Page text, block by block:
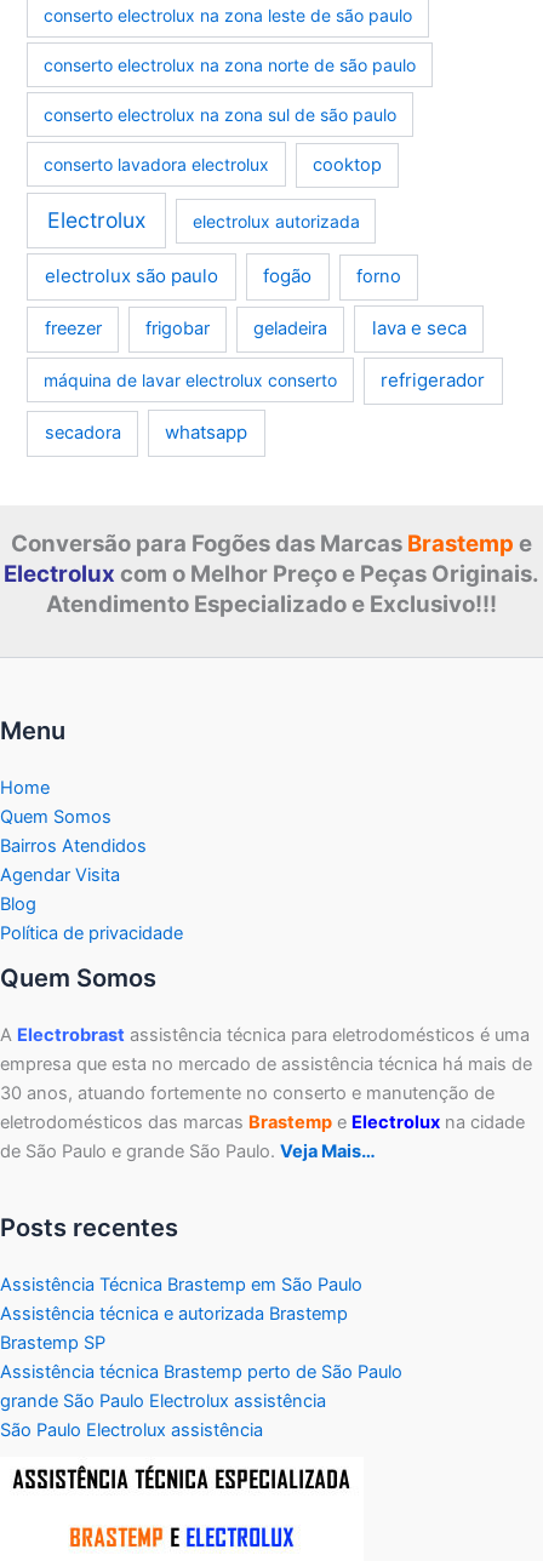
conserto electrolux na zona leste de são paulo
conserto electrolux na zona norte de são paulo
conserto electrolux na zona sul de são paulo
conserto lavadora electrolux cooktop
Electrolux electrolux autorizada
electrolux são paulo fogão forno
freezer frigobar geladeira lava e seca
máquina de lavar electrolux conserto refrigerador
secadora whatsapp
Conversão para Fogões das Marcas Brastemp e
Electrolux com o Melhor Preço e Peças Originais.
Atendimento Especializado e Exclusivo!!!
Menu
Home
Quem Somos
Bairros Atendidos
Agendar Visita
Blog
Política de privacidade
Quem Somos
A Electrobrast assistência técnica para eletrodomésticos é uma
empresa que esta no mercado de assistência técnica há mais de
30 anos, atuando fortemente no conserto e manutenção de
eletrodomésticos das marcas Brastemp e Electrolux na cidade
de São Paulo e grande São Paulo. Veja Mais…
Posts recentes
Assistência Técnica Brastemp em São Paulo
Assistência técnica e autorizada Brastemp
Brastemp SP
Assistência técnica Brastemp perto de São Paulo
grande São Paulo Electrolux assistência
São Paulo Electrolux assistência